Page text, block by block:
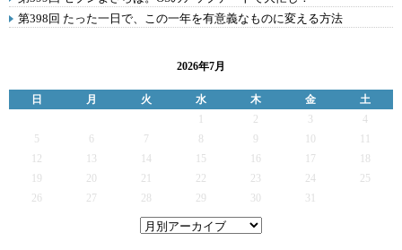
第398回 たった一日で、この一年を有意義なものに変える方法
2026年7月
日 月 火 水 木 金
土
2 3
4
5
6 7 9
12
13 14 15 16 17
19
20 21 22 23 24
25
26
27 28 29 30 31